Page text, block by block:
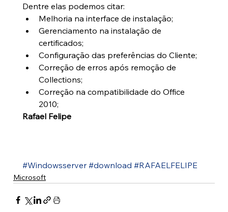
Dentre elas podemos citar:
Melhoria na interface de instalação;
Gerenciamento na instalação de
certificados;
Configuração das preferências do Cliente;
Correção de erros após remoção de
Collections;
Correção na compatibilidade do Office
2010;
Rafael Felipe
#Windowsserver #download #RAFAELFELIPE
Microsoft